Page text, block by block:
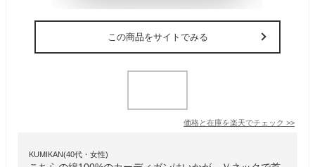
この商品をサイトでみる
価格と在庫を楽天でチェック >>
KUMIKAN(40代・女性)